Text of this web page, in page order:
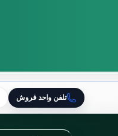
تلفن واحد فروش